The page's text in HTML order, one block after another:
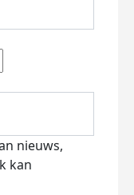
nieuws,
kan